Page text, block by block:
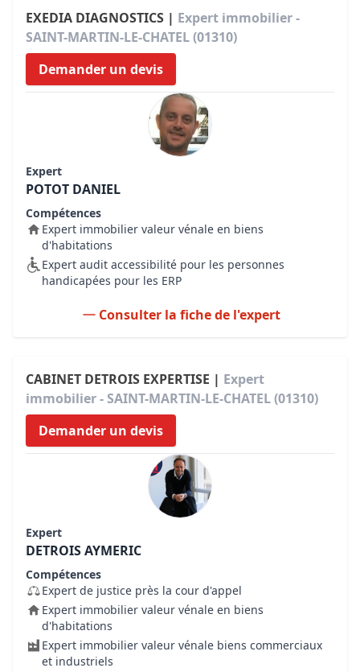
EXEDIA DIAGNOSTICS | Expert immobilier -
SAINT-MARTIN-LE-CHATEL (01310)
Demander un devis
Expert
POTOT DANIEL
Compétences
Expert immobilier valeur vénale en biens
d'habitations
Expert audit accessibilité pour les personnes
handicapées pour les ERP
Consulter la fiche de l'expert
CABINET DETROIS EXPERTISE | Expert
immobilier - SAINT-MARTIN-LE-CHATEL (01310)
Demander un devis
Expert
DETROIS AYMERIC
Compétences
Expert de justice près la cour d'appel
Expert immobilier valeur vénale en biens
d'habitations
Expert immobilier valeur vénale biens commerciaux
et industriels